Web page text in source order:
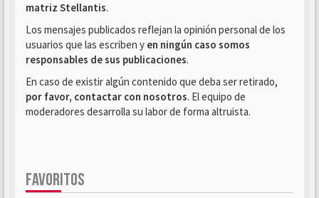
matriz Stellantis.
Los mensajes publicados reflejan la opinión personal de los
usuarios que las escriben y en ningún caso somos
responsables de sus publicaciones.
En caso de existir algún contenido que deba ser retirado,
por favor, contactar con nosotros. El equipo de
moderadores desarrolla su labor de forma altruista.
FAVORITOS